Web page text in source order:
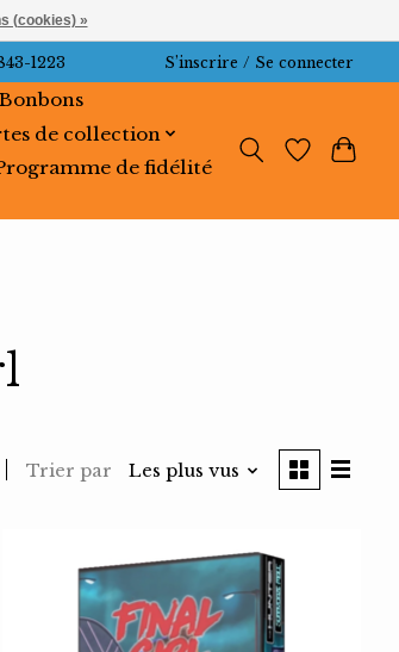
1223 S’inscrire / Se connecter
Bonbons
de collection
de fidélité
Trier par Les plus vus
(cookies) »